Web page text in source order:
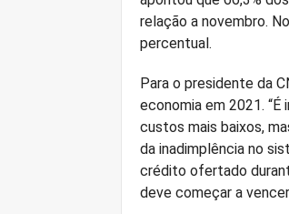
relação a novembro.
percentual.
Para o presidente da
economia em 2021.
custos mais baixos,
da inadimplência no
crédito ofertado
deve começar a